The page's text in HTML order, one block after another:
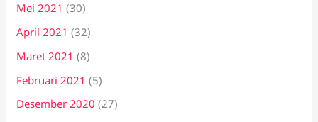
Mei 2021 (30)
April 2021 (32)
Maret 2021 (8)
Februari 2021 (5)
Desember 2020 (27)